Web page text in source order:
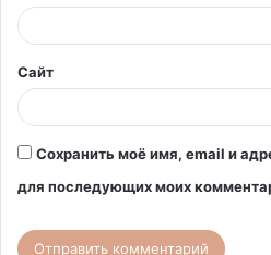
й
*
Сайт
Сохранить моё имя, email и
для последующих моих